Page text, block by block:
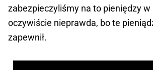
zabezpieczyliśmy na to pieniędzy w
oczywiście nieprawda, bo te
zapewnił.